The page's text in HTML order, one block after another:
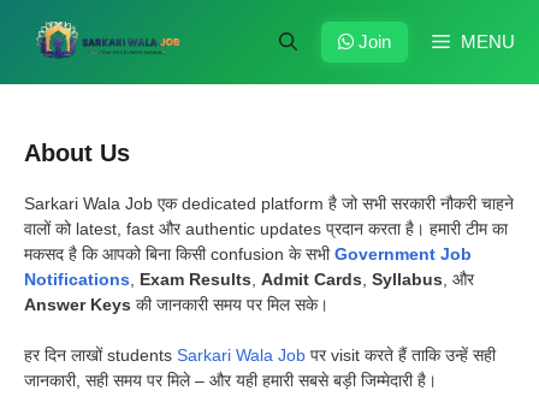
content
MENU
Join
About Us
Sarkari Wala Job एक dedicated platform है जो सभी सरकारी नौकरी चाहने
वालों को latest, fast और authentic updates प्रदान करता है। हमारी टीम का
मकसद है कि आपको बिना किसी confusion के सभीGovernment Job
Notifications
Exam Results Admit Cards Syllabus , और
Answer Keys की जानकारी समय पर मिल सके।
हर दिन लाखों students Sarkari Wala Job पर visit करते हैं ताकि उन्हें सही
जानकारी, सही समय पर मिले – और यही हमारी सबसे बड़ी जिम्मेदारी है।